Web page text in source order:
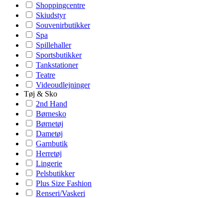
Shoppingcentre
Skiudstyr
Souvenirbutikker
Spa
Spillehaller
Sportsbutikker
Tankstationer
Teatre
Videoudlejninger
Tøj & Sko
2nd Hand
Børnesko
Børnetøj
Dametøj
Garnbutik
Herretøj
Lingerie
Pelsbutikker
Plus Size Fashion
Renseri/Vaskeri